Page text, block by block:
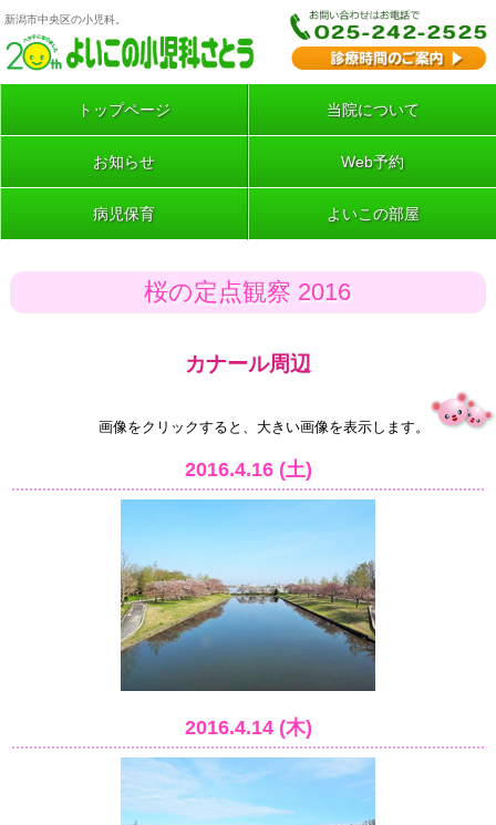
新潟市中央区の小児科。
トップページ 当院について
お知らせ Web予約
病児保育 よいこの部屋
桜の定点観察 2016
カナール周辺
画像をクリックすると、大きい画像を表示します。
2016.4.16 (土)
2016.4.14 (木)